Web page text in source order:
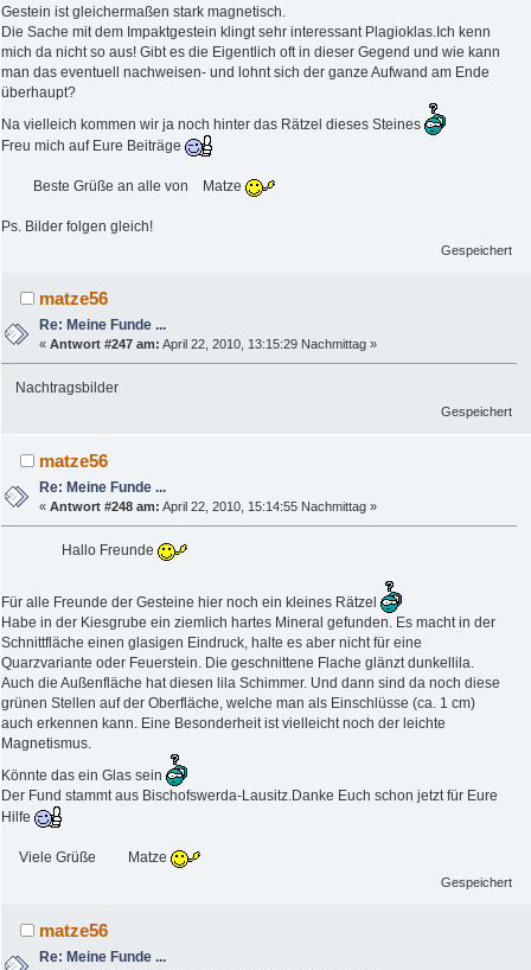
Gestein ist gleichermaßen stark magnetisch.
Die Sache mit dem Impaktgestein klingt sehr interessant Plagioklas.Ich kenn
mich da nicht so aus! Gibt es die Eigentlich oft in dieser Gegend und wie kann
man das eventuell nachweisen- und lohnt sich der ganze Aufwand am Ende
überhaupt?
Na vielleich kommen wir ja noch hinter das Rätzel dieses Steines
Freu mich auf Eure Beiträge
Beste Grüße an alle von Matze
Ps. Bilder folgen gleich!
Gespeichert
matze56
Re: Meine Funde ...
«Antwort #247 am: April 22, 2010, 13:15:29 Nachmittag »
Nachtragsbilder
Gespeichert
matze56
Re: Meine Funde ...
«Antwort #248 am: April 22, 2010, 15:14:55 Nachmittag »
Hallo Freunde
Für alle Freunde der Gesteine hier noch ein kleines Rätzel
Habe in der Kiesgrube ein ziemlich hartes Mineral gefunden. Es macht in der
Schnittfläche einen glasigen Eindruck, halte es aber nicht für eine
Quarzvariante oder Feuerstein. Die geschnittene Flache glänzt dunkellila.
Auch die Außenfläche hat diesen lila Schimmer. Und dann sind da noch diese
grünen Stellen auf der Oberfläche, welche man als Einschlüsse (ca. 1 cm)
auch erkennen kann. Eine Besonderheit ist vielleicht noch der leichte
Magnetismus.
Könnte das ein Glas sein
Der Fund stammt aus Bischofswerda-Lausitz.Danke Euch schon jetzt für Eure
Hilfe
Viele Grüße Matze
Gespeichert
matze56
Re: Meine Funde ...